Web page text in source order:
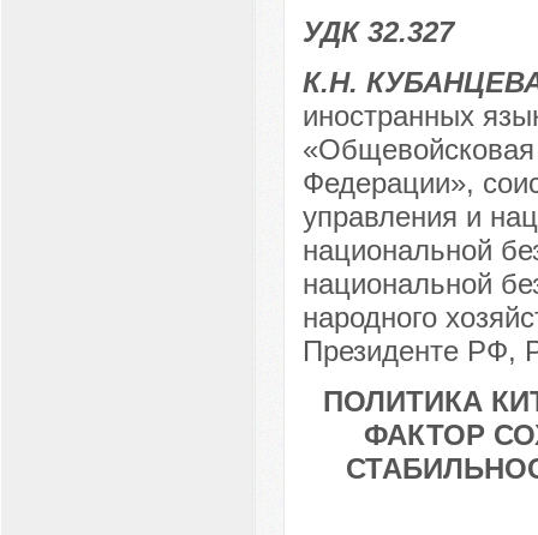
УДК 32.327
К.Н.
иностранных
Федерации»,
управления и
национальной
национальной
народного
Президенте РФ,
ПОЛИТИКА
ФАКТОР